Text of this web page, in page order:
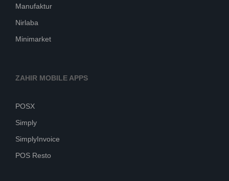
Manufaktur
Nirlaba
Minimarket
ZAHIR MOBILE APPS
POSX
Simply
SimplyInvoice
POS Resto